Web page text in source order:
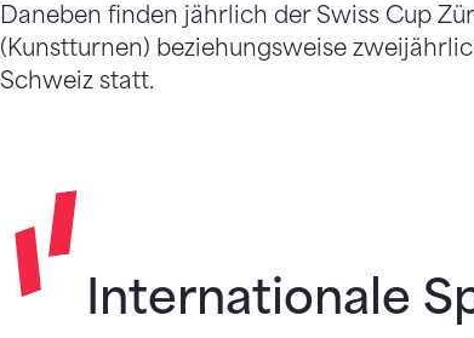
Daneben finden jährlich der Swiss Cup
(Kunstturnen) beziehungsweise
Schweiz statt.
Internationale